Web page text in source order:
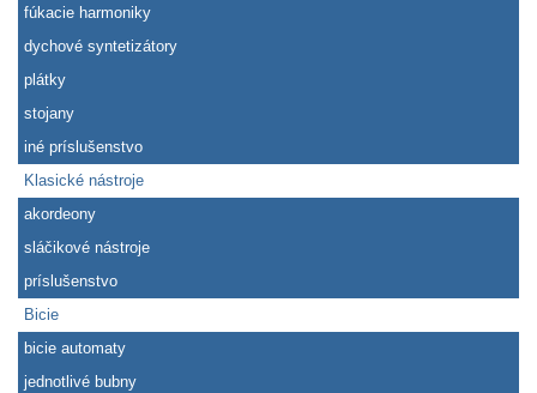
fúkacie harmoniky
dychové syntetizátory
plátky
stojany
iné príslušenstvo
Klasické nástroje
akordeony
sláčikové nástroje
príslušenstvo
Bicie
bicie automaty
jednotlivé bubny